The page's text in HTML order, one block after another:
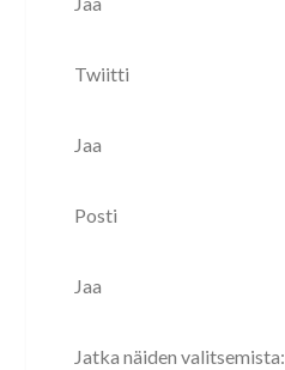
Twiitti
Jaa
Posti
Jaa
Jatka näiden valitsemista: